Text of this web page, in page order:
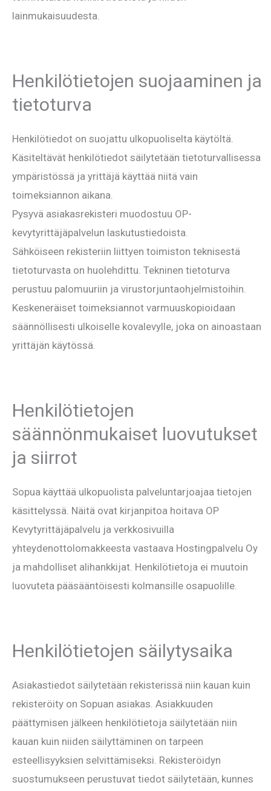
lainmukaisuudesta.
Henkilötietojen suojaaminen ja
tietoturva
Henkilötiedot on suojattu ulkopuoliselta käytöltä.
Käsiteltävät henkilötiedot säilytetään tietoturvallisessa
ympäristössä ja yrittäjä käyttää niitä vain
toimeksiannon aikana.
Pysyvä asiakasrekisteri muodostuu OP-
kevytyrittäjäpalvelun laskutustiedoista.
Sähköiseen rekisteriin liittyen toimiston teknisestä
tietoturvasta on huolehdittu. Tekninen tietoturva
perustuu palomuuriin ja virustorjuntaohjelmistoihin.
Keskeneräiset toimeksiannot varmuuskopioidaan
säännöllisesti ulkoiselle kovalevylle, joka on ainoastaan
yrittäjän käytössä.
Henkilötietojen
säännönmukaiset luovutukset
ja siirrot
Sopua käyttää ulkopuolista palveluntarjoajaa tietojen
käsittelyssä. Näitä ovat kirjanpitoa hoitava OP
Kevytyrittäjäpalvelu ja verkkosivuilla
yhteydenottolomakkeesta vastaava Hostingpalvelu Oy
ja mahdolliset alihankkijat. Henkilötietoja ei muutoin
luovuteta pääsääntöisesti kolmansille osapuolille.
Henkilötietojen säilytysaika
Asiakastiedot säilytetään rekisterissä niin kauan kuin
rekisteröity on Sopuan asiakas. Asiakkuuden
päättymisen jälkeen henkilötietoja säilytetään niin
kauan kuin niiden säilyttäminen on tarpeen
esteellisyyksien selvittämiseksi. Rekisteröidyn
suostumukseen perustuvat tiedot säilytetään, kunnes